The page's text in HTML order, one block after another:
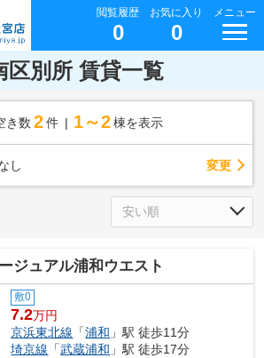
閲覧履歴
0
お気に入り
0
メニュー
区別所 賃貸一覧
き数 2 件 1～2 棟を表示
し 変更
ジュアル浦和ウエスト
敷0
7.2万円
京浜東北線 「浦和 」駅 徒歩11分
埼京線 「武蔵浦和 」駅 徒歩17分